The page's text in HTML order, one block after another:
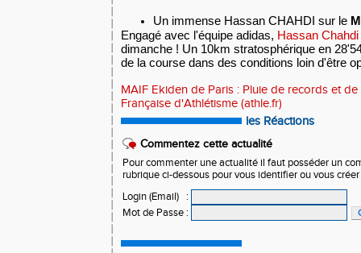
Un immense Hassan CHAHDI sur le
Engagé avec l'équipe adidas, Hassan Chahdi
dimanche ! Un 10km stratosphérique en
de la course dans des conditions loin d'être
MAIF Ekiden de Paris : Pluie de records et
Française d'Athlétisme (athle.fr)
les Réactions
Commentez cette actualité
Pour commenter une actualité il faut posséder un
rubrique ci-dessous pour vous identifier ou vous
Login (Email)
:
Mot de Passe :